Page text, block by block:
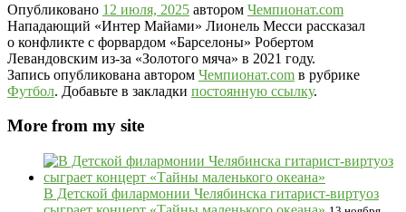
Опубликовано 12 июля, 2025 автором Чемпионат.com
Нападающий «Интер Майами» Лионель Месси рассказал
о конфликте с форвардом «Барселоны» Робертом
Левандовским из-за «Золотого мяча» в 2021 году.
Запись опубликована автором Чемпионат.com в рубрике
Футбол. Добавьте в закладки постоянную ссылку.
More from my site
В Детской филармонии Челябинска гитарист-виртуоз